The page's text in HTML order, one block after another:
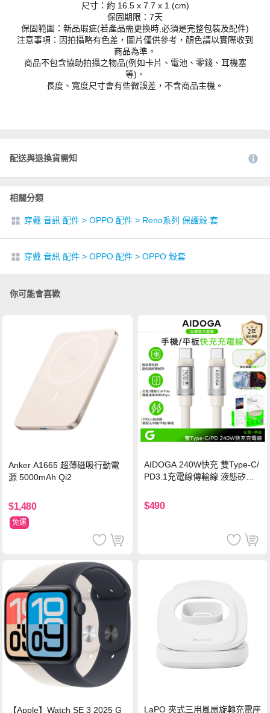
尺寸：約 16.5 x 7.7 x 1 (cm)
保固期限：7天
保固範圍：新品瑕疵(若產品需更換時,必須是完整包裝及配件)
注意事項：因拍攝略有色差，圖片僅供參考，顏色請以實際收到
商品為準。
商品不包含協助拍攝之物品(例如卡片、電池、零錢、耳機塞
等)。
長度、寬度尺寸會有些微誤差，不含商品主機。
配送與退換貨需知
相關分類
穿戴 音訊 配件 > OPPO 配件 > Reno系列 保護殼.套
穿戴 音訊 配件 > OPPO 配件 > OPPO 殼套
你可能會喜歡
Anker A1665 超薄磁吸行動電
源 5000mAh Qi2
$1,480
免運
AIDOGA 240W快充 雙Type-C/
PD3.1充電線傳輸線 液態矽膠
機/平板/筆電
$490
【Apple】Watch SE 3 2025 G LaPO 夾式三用風扇旋轉充電座